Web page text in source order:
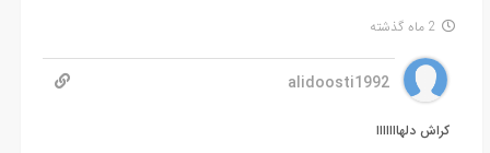
2 ماه گذشته
alidoosti1992
کراش دلهااااااا